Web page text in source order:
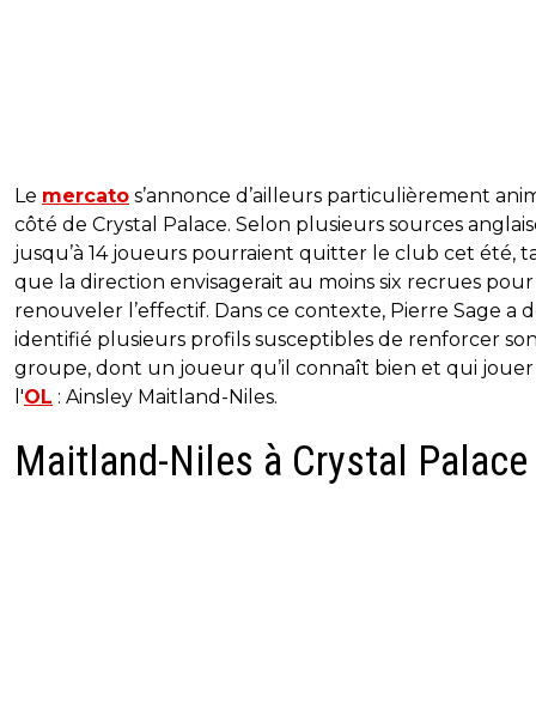
Le mercato s’annonce d’ailleurs particulièrement
côté de Crystal Palace. Selon plusieurs sources
jusqu’à 14 joueurs pourraient quitter le club cet été,
que la direction envisagerait au moins six recrues pour
renouveler l’effectif. Dans ce contexte, Pierre Sage a
identifié plusieurs profils susceptibles de renforcer
groupe, dont un joueur qu’il connaît bien et qui jouer
l'OL : Ainsley Maitland-Niles.
Maitland-Niles à Crystal